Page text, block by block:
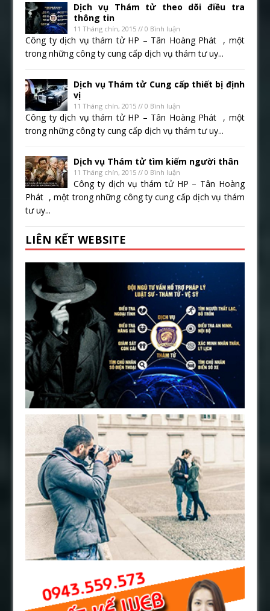
Dịch vụ Thám tử theo dõi điều tra
thông tin
11 Tháng chín, 2015 // 0 Bình luận
Công ty dịch vụ thám tử HP – Tân Hoàng Phát , một
trong những công ty cung cấp dịch vụ thám tư uy...
Dịch vụ Thám tử Cung cấp thiết bị định
vị
11 Tháng chín, 2015 // 0 Bình luận
Công ty dịch vụ thám tử HP – Tân Hoàng Phát , một
trong những công ty cung cấp dịch vụ thám tư uy...
Dịch vụ Thám tử tìm kiếm người thân
11 Tháng chín, 2015 // 0 Bình luận
Công ty dịch vụ thám tử HP – Tân Hoàng
Phát , một trong những công ty cung cấp dịch vụ thám
tư uy...
LIÊN KẾT WEBSITE